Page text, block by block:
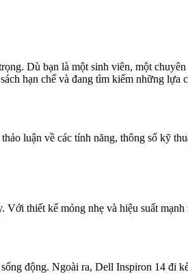
Dù bạn là một sinh viên, một
hạn chế và đang tìm kiếm những lựa
luận về các tính năng, thông số kỹ
thiết kế mỏng nhẹ và hiệu suất mạnh
động. Ngoài ra, Dell Inspiron 14 đi